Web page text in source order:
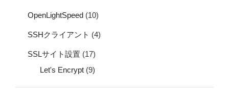
OpenLightSpeed (10)
SSHクライアント (4)
SSLサイト設置 (17)
Let's Encrypt (9)